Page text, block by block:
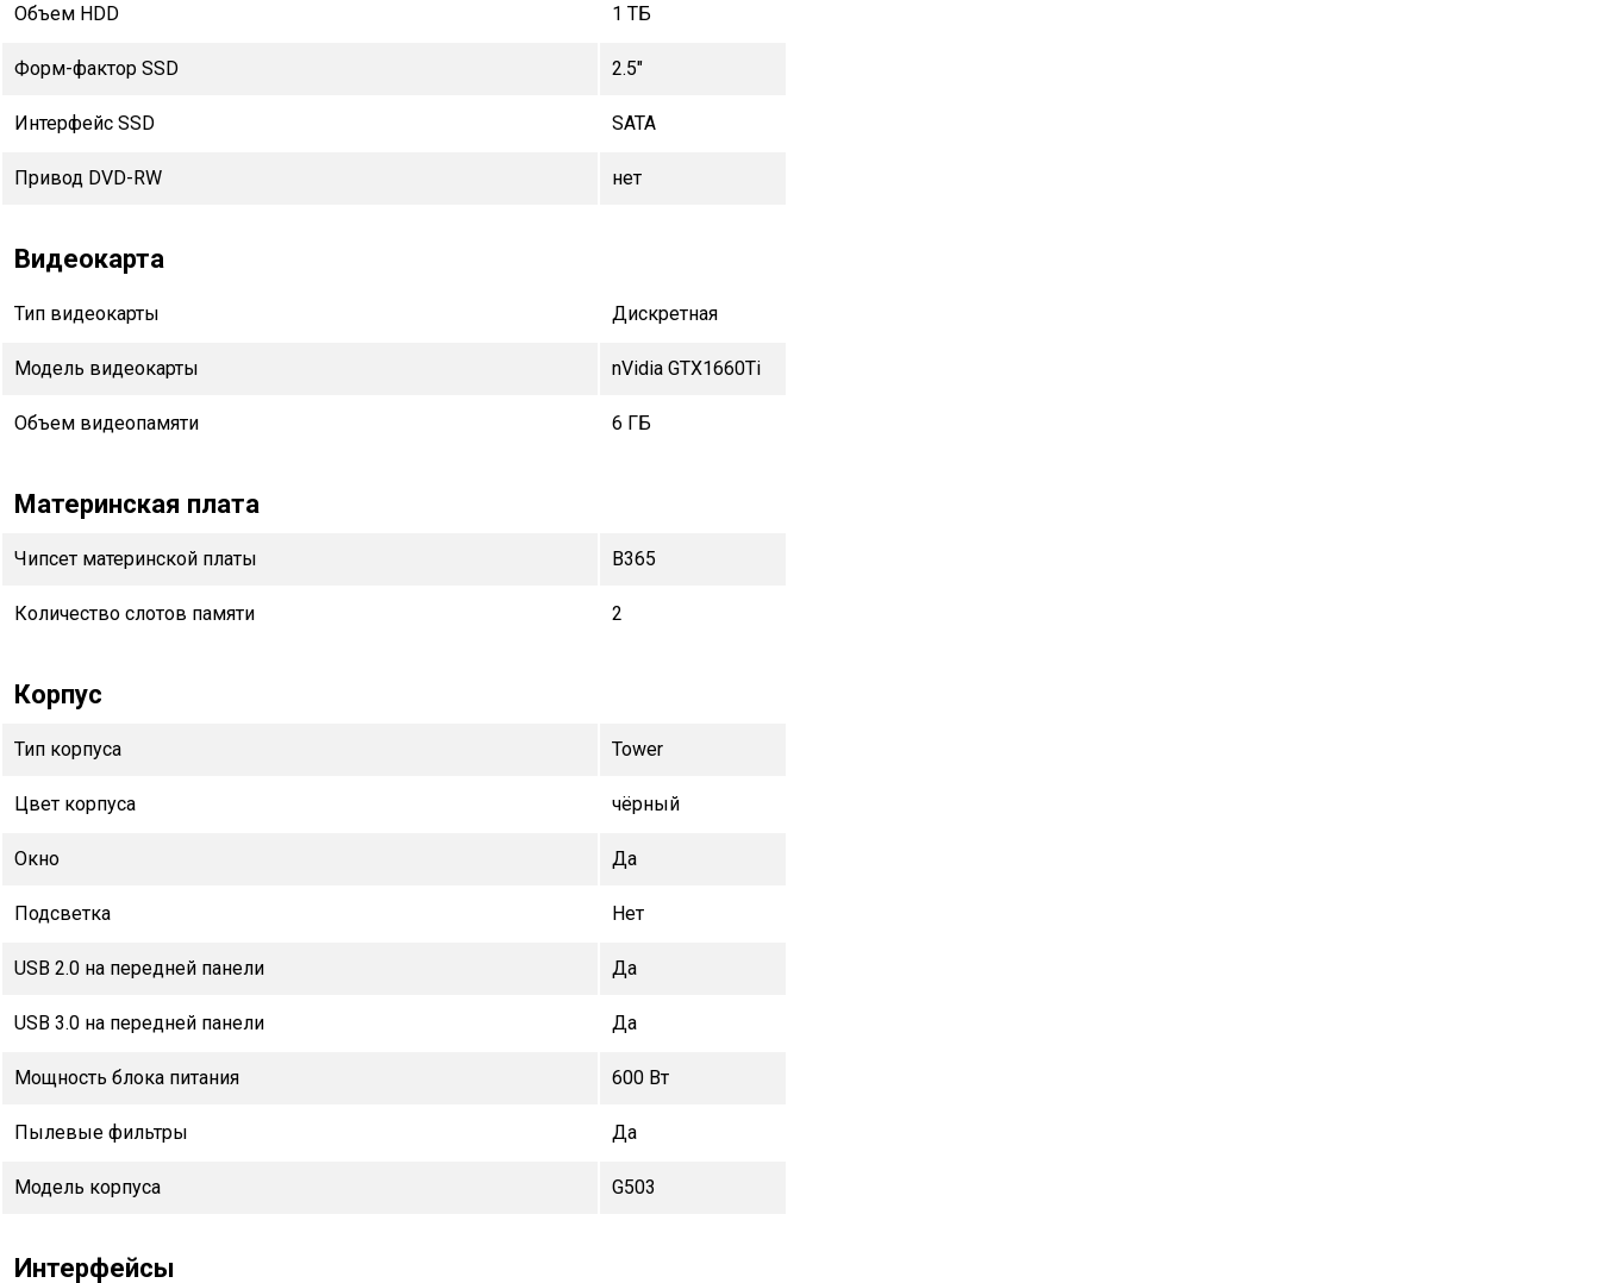
Объем HDD 1 TБ
Форм-фактор SSD 2.5"
Интерфейс SSD SATA
Привод DVD-RW нет
Видеокарта
Тип видеокарты Дискретная
Модель видеокарты nVidia GTX1660Ti
Объем видеопамяти 6 ГБ
Материнская плата
Чипсет материнской платы B365
Количество слотов памяти 2
Корпус
Тип корпуса Tower
Цвет корпуса чёрный
Окно Да
Подсветка Нет
USB 2.0 на передней панели Да
USB 3.0 на передней панели Да
Мощность блока питания 600 Вт
Пылевые фильтры Да
Модель корпуса G503
Интерфейсы